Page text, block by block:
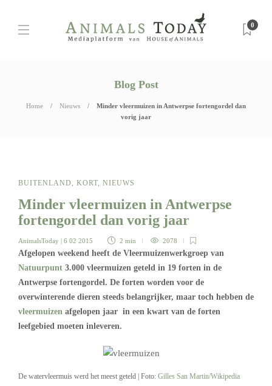
0
Blog Post
Home Nieuws
Minder vleermuizen in Antwerpse fortengordel dan
vorig jaar
BUITENLAND, KORT, NIEUWS
Minder vleermuizen in Antwerpse
fortengordel dan vorig jaar
AnimalsToday | 6 02 2015 2 min 2078
Afgelopen weekend heeft de Vleermuizenwerkgroep van
Natuurpunt 3.000 vleermuizen geteld in 19 forten in de
Antwerpse fortengordel. De forten worden voor de
overwinterende dieren steeds belangrijker, maar toch hebben de
vleermuizen afgelopen jaar in een kwart van de forten
leefgebied moeten inleveren.
De watervleermuis werd het meest geteld | Foto: Gilles San Martin/Wikipedia